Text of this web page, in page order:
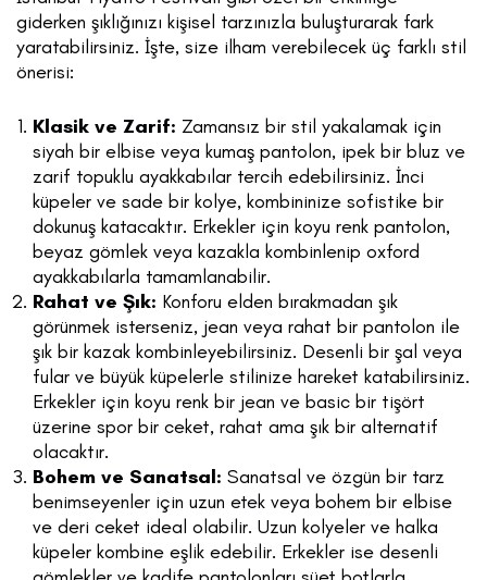
giderken şıklığınızı kişisel tarzınızla buluşturarak fark
yaratabilirsiniz. İşte, size ilham verebilecek üç farklı stil
önerisi:
Klasik ve Zarif: Zamansız bir stil yakalamak için
siyah bir elbise veya kumaş pantolon, ipek bir bluz ve
zarif topuklu ayakkabılar tercih edebilirsiniz. İnci
küpeler ve sade bir kolye, kombininize sofistike bir
dokunuş katacaktır. Erkekler için koyu renk pantolon,
beyaz gömlek veya kazakla kombinlenip oxford
ayakkabılarla tamamlanabilir.
Rahat ve Şık: Konforu elden bırakmadan şık
görünmek isterseniz, jean veya rahat bir pantolon ile
şık bir kazak kombinleyebilirsiniz. Desenli bir şal veya
fular ve büyük küpelerle stilinize hareket katabilirsiniz.
Erkekler için koyu renk bir jean ve basic bir tişört
üzerine spor bir ceket, rahat ama şık bir alternatif
olacaktır.
Bohem ve Sanatsal: Sanatsal ve özgün bir tarz
benimseyenler için uzun etek veya bohem bir elbise
ve deri ceket ideal olabilir. Uzun kolyeler ve halka
küpeler kombine eşlik edebilir. Erkekler ise desenli